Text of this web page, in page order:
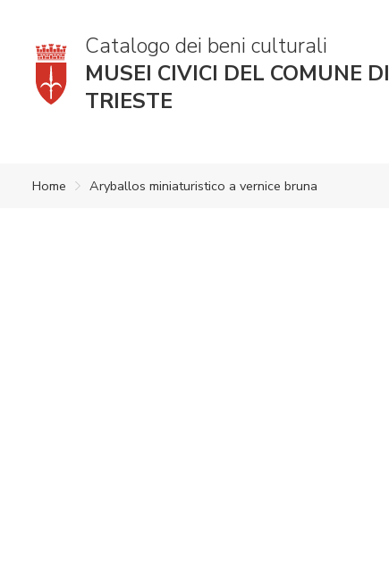
Catalogo dei beni culturali
MUSEI CIVICI DEL COMUNE DI
TRIESTE
Home Aryballos miniaturistico a vernice bruna